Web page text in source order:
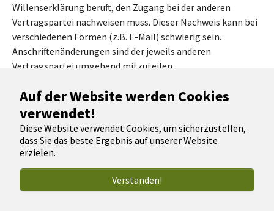
Auf der Website werden Cookies
verwendet!
Diese Website verwendet Cookies, um sicherzustellen,
dass Sie das beste Ergebnis auf unserer Website
erzielen.
Verstanden!
Willenserklärung beruft, den Zugang bei der anderen
Vertragspartei nachweisen muss. Dieser Nachweis kann bei
verschiedenen Formen (z.B. E-Mail) schwierig sein.
Anschriftenänderungen sind der jeweils anderen
Vertragspartei umgehend mitzuteilen.
10.2 Der Kunde kann die Rechte und Pflichten aus den
vertraglichen Beziehungen mit cratchmere.com nur nach
vorheriger schriftlicher Zustimmung durch cratchmere.com
auf einen Dritten übertragen. Das gleiche Recht steht
cratchmere.com unter den entsprechenden
10.3 Erfüllungsort ist Velbert, Bundesrepublik Deutschland.